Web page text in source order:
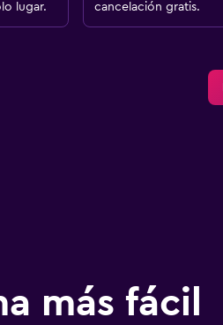
lugar.
cancelación gratis.
más fácil